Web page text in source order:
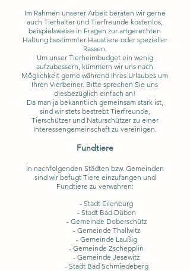
Im Rahmen unserer Arbeit beraten wir gerne
auch Tierhalter und Tierfreunde kostenlos,
beispielsweise in Fragen zur artgerechten
Haltung bestimmter Haustiere oder spezieller
Rassen.
Um unser Tierheimbudget ein wenig
aufzubessern, kümmern wir uns nach
Möglichkeit gerne während Ihres Urlaubes um
Ihren Vierbeiner. Bitte sprechen Sie uns
diesbezüglich einfach an!
Da man ja bekanntlich gemeinsam stark ist,
sind wir stets bestrebt Tierfreunde,
Tierschützer und Naturschützer zu einer
Interessengemeinschaft zu vereinigen.
Fundtiere
In nachfolgenden Städten bzw. Gemeinden
sind wir befugt Tiere einzufangen und
Fundtiere zu verwahren:
- Stadt Eilenburg
- Stadt Bad Düben
- Gemeinde Doberschütz
- Gemeinde Thallwitz
- Gemeinde Laußig
- Gemeinde Zschepplin
- Gemeinde Jesewitz
- Stadt Bad Schmiedeberg